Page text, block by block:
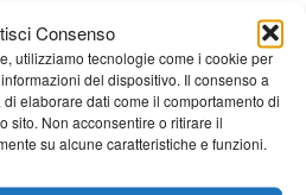
Consenso
utilizziamo tecnologie come i cookie per
del dispositivo. Il consenso a
elaborare dati come il comportamento di
sito. Non acconsentire o ritirare il
su alcune caratteristiche e funzioni.
2026
Set »
G V S
D
1
2
6 7 8
9
13 14 15
16